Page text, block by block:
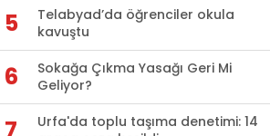
5
Telabyad’da öğrenciler okula
kavuştu
6
Sokağa Çıkma Yasağı Geri Mi
Geliyor?
Urfa'da toplu taşıma denetimi: 14